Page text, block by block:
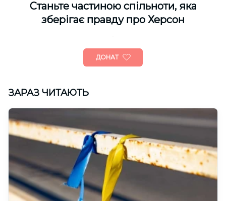
Cтаньте частиною спільноти, яка
зберігає правду про Херсон
ДОНАТ
ЗАРАЗ ЧИТАЮТЬ